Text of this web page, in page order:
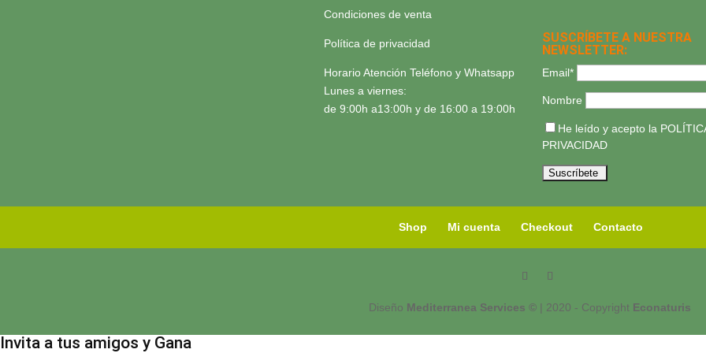
Condiciones de venta
Política de privacidad
Horario Atención Teléfono y Whatsapp
Lunes a viernes:
de 9:00h a13:00h y de 16:00 a 19:00h
SUSCRÍBETE A NUESTRA
NEWSLETTER:
Email*
Nombre
He leído y acepto la
PRIVACIDAD
Shop Mi cuenta Checkout Contacto
Diseño Mediterranea Services ©| 2020 - Copyright Econaturis
Invita a tus amigos y Gana